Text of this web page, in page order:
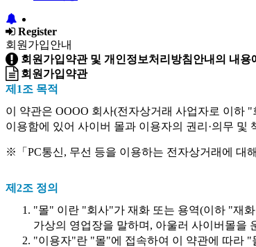
Register
회원가입안내
회원가입약관 및 개인정보처리방침안내의 내
회원가입약관
제1조 목적
이 약관은 OOOO 회사(전자상거래 사업자로 이하
이용함에 있어 사이버 몰과 이용자의 권리·의무 및
※「PC통신, 무선 등을 이용하는 전자상거래에 대
제2조 정의
"몰" 이란 "회사"가 재화 또는 용역(이하 "재
가상의 영업장을 말하며, 아울러 사이버몰을
"이용자"란 "몰"에 접속하여 이 약관에 따라